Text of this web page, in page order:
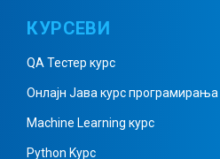
Правоугли троугао
Троугао – понављање
КУРСЕВИ
QA Тестер курс
Онлајн Јава курс програмирања
Machine Learning курс
Python Kурс